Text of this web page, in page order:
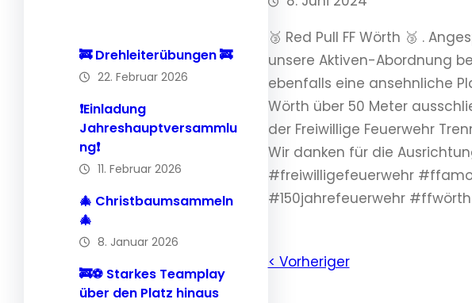
🚒 Drehleiterübungen 🚒
22. Februar 2026
❗️Einladung
Jahreshauptversammlu
ng❗️
11. Februar 2026
🎄 Christbaumsammeln
🎄
8. Januar 2026
🚒⚽️ Starkes Teamplay
über den Platz hinaus
🥉 Red Pull FF Wörth 🥉 .
unsere Aktiven-Abordnung
ebenfalls eine ansehnliche
Wörth über 50 Meter
der Freiwillige Feuerwehr
Wir danken für die
#freiwilligefeuerwehr
#150jahrefeuerwehr #ffwörth
< Vorheriger